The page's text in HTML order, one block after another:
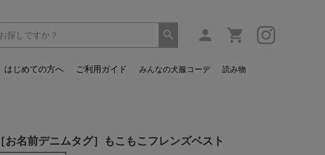
はじめての方へ ご利用ガイド みんなの犬服コーデ 読み物
［お名前デニムタグ］もこもこフレンズベスト